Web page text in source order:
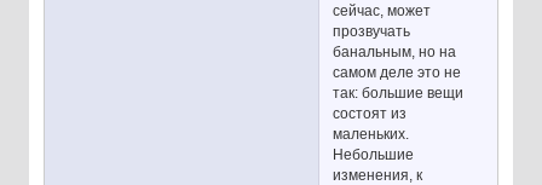
сейчас, может
прозвучать
банальным, но на
самом деле это не
так: большие вещи
состоят из
маленьких.
Небольшие
изменения, к